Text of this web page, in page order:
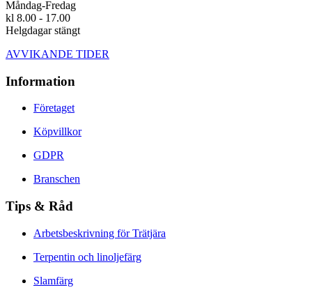
Måndag-Fredag
kl 8.00 - 17.00
Helgdagar stängt
AVVIKANDE TIDER
Information
Företaget
Köpvillkor
GDPR
Branschen
Tips & Råd
Arbetsbeskrivning för Trätjära
Terpentin och linoljefärg
Slamfärg